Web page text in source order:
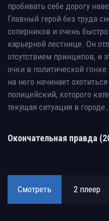
пробивать себе дорогу
Главный герой без труда
соперников и очень
карьерной лестнице. Он
отсутствием принципов, и
очки в политической
на него начинает
полицейский, которого
текущая ситуация в городе…
Окончательная правда
Смотреть 2 плеер